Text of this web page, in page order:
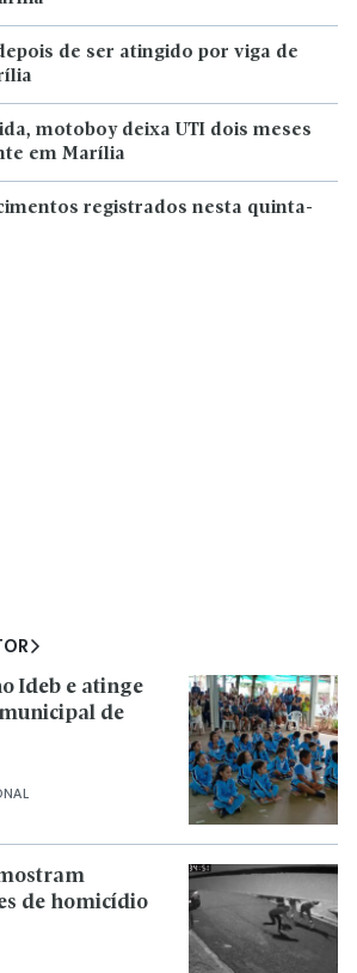
de ser atingido por viga de
motoboy deixa UTI dois meses
em Marília
registrados nesta quinta-
Ideb e atinge
de
de homicídio